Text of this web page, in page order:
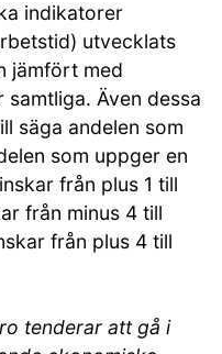
indikatorer
utvecklats
jämfört med
Även dessa
säga andelen som
som uppger en
från plus 1 till
från minus 4 till
från plus 4 till
tenderar att gå i